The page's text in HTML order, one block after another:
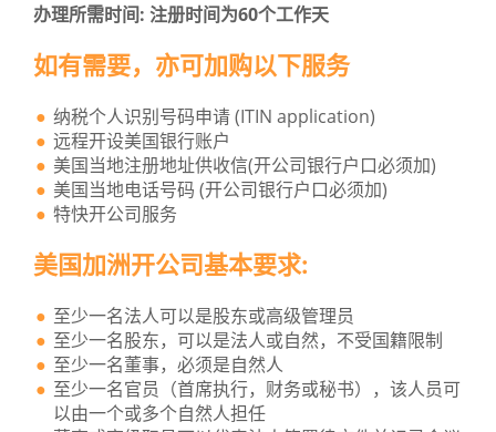
办理所需时间: 注册时间为60个工作天
如有需要，亦可加购以下服务
纳税个人识别号码申请 (ITIN application)
远程开设美国银行账户
美国当地注册地址供收信(开公司银行户口必须加)
美国当地电话号码 (开公司银行户口必须加)
特快开公司服务
美国加洲开公司基本要求:
至少一名法人可以是股东或高级管理员
至少一名股东，可以是法人或自然，不受国籍限制
至少一名董事，必须是自然人
至少一名官员（首席执行，财务或秘书），该人员可
以由一个或多个自然人担任